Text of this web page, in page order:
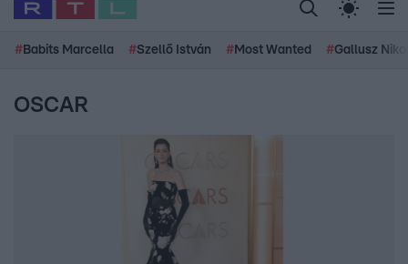
# Babits Marcella #Szellő István # Most Wanted #Gallusz
OSCAR